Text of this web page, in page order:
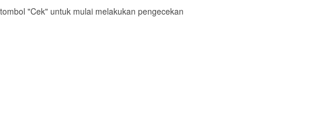
"Cek" untuk mulai melakukan pengecekan